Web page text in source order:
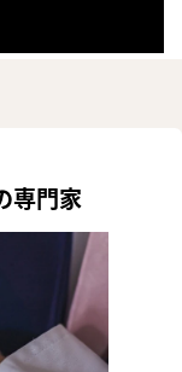
専門家